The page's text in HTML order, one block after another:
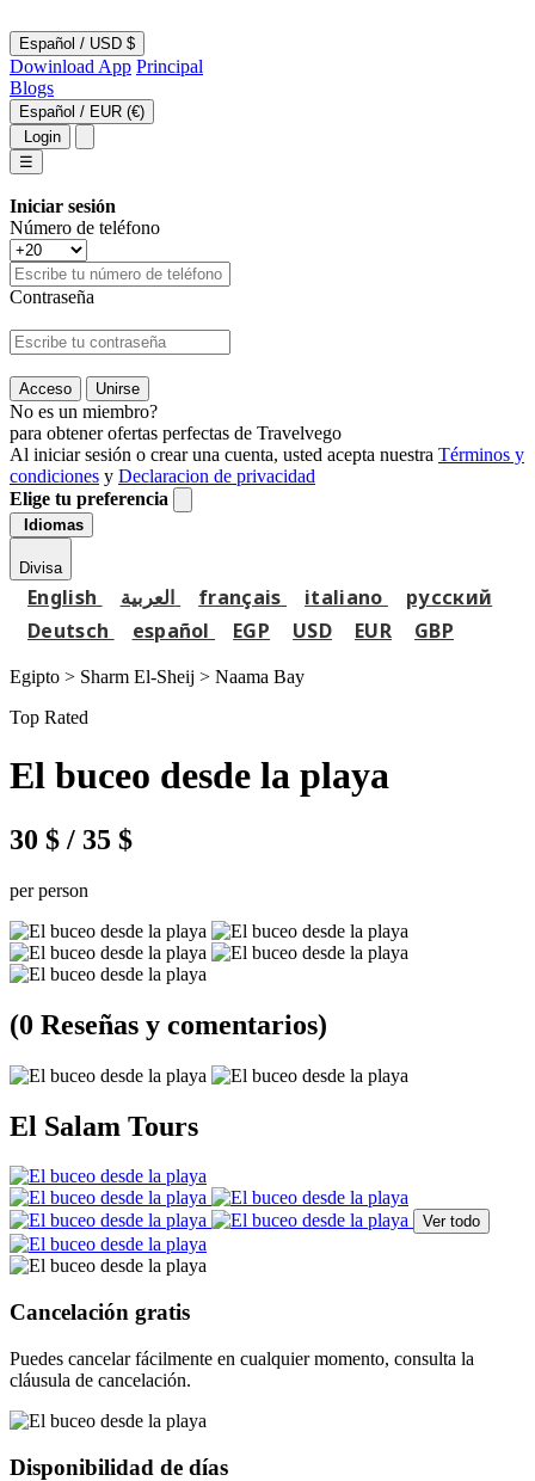
Español / USD $
Dowinload App Principal
Blogs
Español / EUR (€)
Login
☰
Iniciar sesión
Número de teléfono
Contraseña
Acceso Unirse
No es un miembro?
para obtener ofertas perfectas de Travelvego
Al iniciar sesión o crear una cuenta, usted acepta nuestra Términos y
condiciones y Declaracion de privacidad
Elige tu preferencia
Idiomas
Divisa
English français italiano
русский
Deutsch
español EGP USD EUR GBP
Egipto > Sharm El-Sheij > Naama Bay
Top Rated
El buceo desde la playa
30 $ / 35 $
per person
(0 Reseñas y comentarios)
El Salam Tours
Ver todo
Cancelación gratis
Puedes cancelar fácilmente en cualquier momento, consulta la
cláusula de cancelación.
Disponibilidad de días